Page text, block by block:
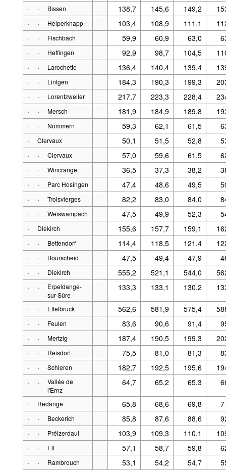
· · Bissen 138,7 145,6 149,2
· · Helperknapp 103,4 108,9 111,1
· · Fischbach 59,9 60,9 63,0
· · Heffingen 92,9 98,7 104,5
· · Larochette 136,4 140,4 139,4
· · Lintgen 184,3 190,3 199,3
· · Lorentzweiler 217,7 223,3 228,4
· · Mersch 181,9 184,9 189,8
· · Nommern 59,3 62,1 61,5
·
Clervaux 50,1 51,5 52,8
· · Clervaux 57,0 59,6 61,5
· · Wincrange 36,5 37,3 38,2
· · Parc Hosingen 47,4 48,6 49,5
· · Troisvierges 82,2 83,0 84,0
· · Weiswampach 47,5 49,9 52,3
·
Diekirch 155,6 157,7 159,1
· · Bettendorf 114,4 118,5 121,4
· · Bourscheid 47,5 49,4 47,9
· · Diekirch 555,2 521,1 544,0
· ·
Erpeldange-
sur-Sûre
133,3 133,1 130,2
· · Ettelbruck 562,6 581,9 575,4
· · Feulen 83,6 90,6 91,4
· · Mertzig 187,4 190,5 199,3
· · Reisdorf 75,5 81,0 81,3
· · Schieren 182,7 192,5 195,6
· ·
Vallée de
l'Ernz
64,7 65,2 65,3
· Redange 65,8 68,6 69,8
· · Beckerich 85,8 87,6 88,6
· · Préizerdaul 103,9 109,3 110,1
· · Ell 57,1 58,7 59,8
· · Rambrouch 53,1 54,2 54,7